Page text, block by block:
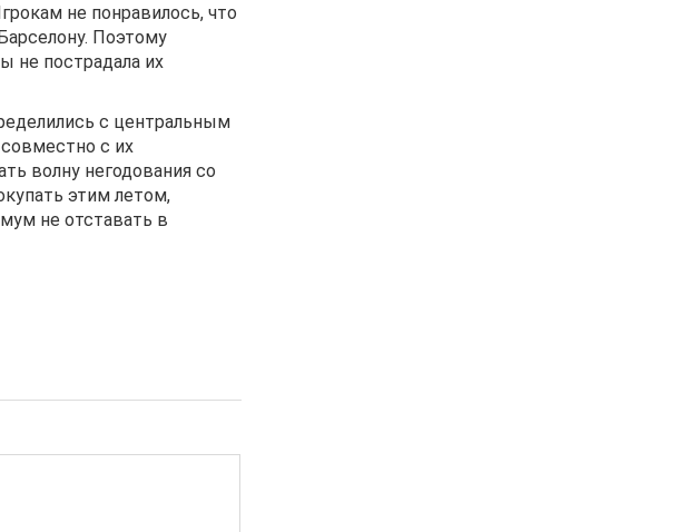
не понравилось, что
Поэтому
не пострадала их
с центральным
с их
волну негодования со
этим летом,
не отставать в